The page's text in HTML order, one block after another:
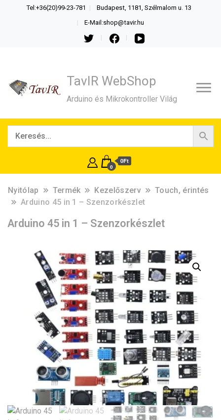
Tel:+36(20)99-23-781 Budapest, 1181, Szélmalom u. 13
E-Mail:shop@tavir.hu
TavIR WebShop
Arduino és Mikrokontroller Világ
0
0Ft
Nyitólap Termék Kezelőszerv
Touch, érintés
Arduino 45 in 1 – Szenzorkészlet
Arduino 45 in 1 – Szenzorkészlet